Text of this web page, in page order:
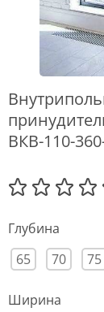
ВКВ-110-
Глубина
65
70 75
Ширина